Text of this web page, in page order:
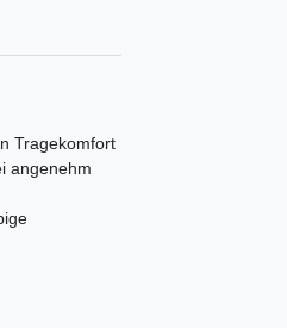
Tragekomfort
angenehm